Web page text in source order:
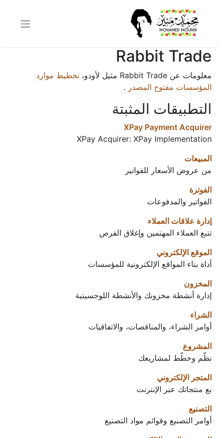
Rabbit Trade
معلومات عن Rabbit Trade مثيل لأودو،
تخطيط موارد
المؤسسات مفتوح المصدر .
التطبيقات المثبتة
XPay Payment Acquirer
XPay Acquirer: XPay Implementation
المبيعات
من عروض الأسعار للفواتير
الفوترة
الفواتير والمدفوعات
إدارة علاقات العملاء
تتبع العملاء المهتمين وإغلاق الفرص
الموقع الإلكتروني
أداة بناء المواقع الإلكترونية للمؤسسات
المخزون
إدارة أنشطة مخزونك والأنشطة اللوجسيتية
الشراء
أوامر الشراء، والمناقصات، والاتفاقيات
المشروع
نظّم وخطّط لمشاريعك
المتجر الإلكتروني
بع منتجاتك عبر الإنترنت
التصنيع
أوامر التصنيع وقوائم مواد التصنيع